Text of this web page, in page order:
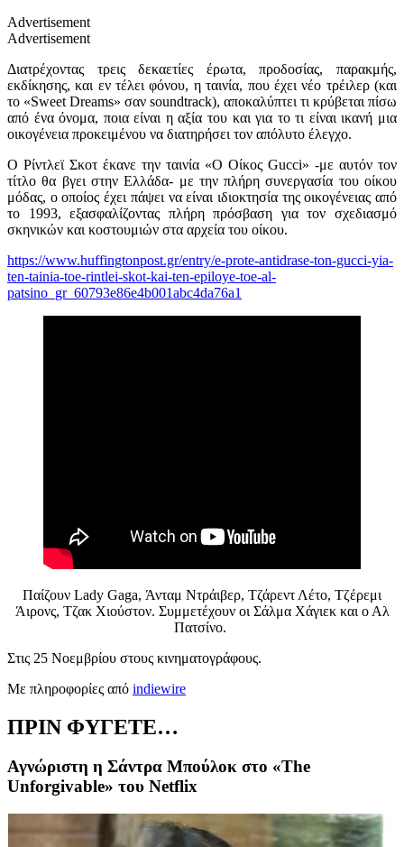
Advertisement
Advertisement
Διατρέχοντας τρεις δεκαετίες έρωτα, προδοσίας, παρακμής,
εκδίκησης, και εν τέλει φόνου, η ταινία, που έχει νέο τρέιλερ (και
το «Sweet Dreams» σαν soundtrack), αποκαλύπτει τι κρύβεται πίσω
από ένα όνομα, ποια είναι η αξία του και για το τι είναι ικανή μια
οικογένεια προκειμένου να διατηρήσει τον απόλυτο έλεγχο.
Ο Ρίντλεϊ Σκοτ έκανε την ταινία «Ο Οίκος Gucci» -με αυτόν τον
τίτλο θα βγει στην Ελλάδα- με την πλήρη συνεργασία του οίκου
μόδας, ο οποίος έχει πάψει να είναι ιδιοκτησία της οικογένειας από
το 1993, εξασφαλίζοντας πλήρη πρόσβαση για τον σχεδιασμό
σκηνικών και κοστουμιών στα αρχεία του οίκου.
https://www.huffingtonpost.gr/entry/e-prote-antidrase-ton-gucci-yia-
ten-tainia-toe-rintlei-skot-kai-ten-epiloye-toe-al-
patsino_gr_60793e86e4b001abc4da76a1
Παίζουν Lady Gaga, Άνταμ Ντράιβερ, Τζάρεντ Λέτο, Τζέρεμι
Άιρονς, Τζακ Χιούστον. Συμμετέχουν οι Σάλμα Χάγιεκ και ο Αλ
Πατσίνο.
Στις 25 Νοεμβρίου στους κινηματογράφους.
Με πληροφορίες από indiewire
ΠΡΙΝ ΦΥΓΕΤΕ…
Αγνώριστη η Σάντρα Μπούλοκ στο «The
Unforgivable» του Netflix